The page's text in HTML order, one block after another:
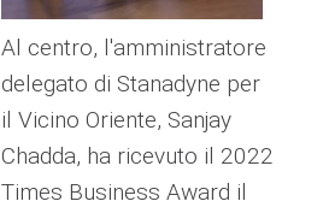
Al centro, l'amministratore
delegato di Stanadyne per
il Vicino Oriente, Sanjay
Chadda, ha ricevuto il 2022
Times Business Award il